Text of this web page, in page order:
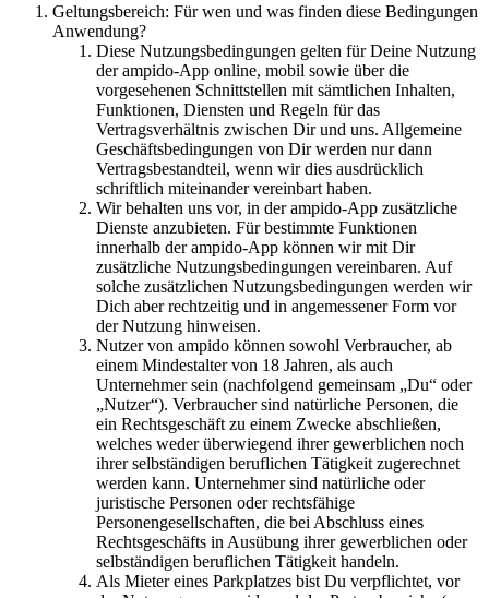
Geltungsbereich: Für wen und was finden diese Bedingungen
Anwendung?
Diese Nutzungsbedingungen gelten für Deine Nutzung
der ampido-App online, mobil sowie über die
vorgesehenen Schnittstellen mit sämtlichen Inhalten,
Funktionen, Diensten und Regeln für das
Vertragsverhältnis zwischen Dir und uns. Allgemeine
Geschäftsbedingungen von Dir werden nur dann
Vertragsbestandteil, wenn wir dies ausdrücklich
schriftlich miteinander vereinbart haben.
Wir behalten uns vor, in der ampido-App zusätzliche
Dienste anzubieten. Für bestimmte Funktionen
innerhalb der ampido-App können wir mit Dir
zusätzliche Nutzungsbedingungen vereinbaren. Auf
solche zusätzlichen Nutzungsbedingungen werden wir
Dich aber rechtzeitig und in angemessener Form vor
der Nutzung hinweisen.
Nutzer von ampido können sowohl Verbraucher, ab
einem Mindestalter von 18 Jahren, als auch
Unternehmer sein (nachfolgend gemeinsam „Du“ oder
„Nutzer“). Verbraucher sind natürliche Personen, die
ein Rechtsgeschäft zu einem Zwecke abschließen,
welches weder überwiegend ihrer gewerblichen noch
ihrer selbständigen beruflichen Tätigkeit zugerechnet
werden kann. Unternehmer sind natürliche oder
juristische Personen oder rechtsfähige
Personengesellschaften, die bei Abschluss eines
Rechtsgeschäfts in Ausübung ihrer gewerblichen oder
selbständigen beruflichen Tätigkeit handeln.
Als Mieter eines Parkplatzes bist Du verpflichtet, vor